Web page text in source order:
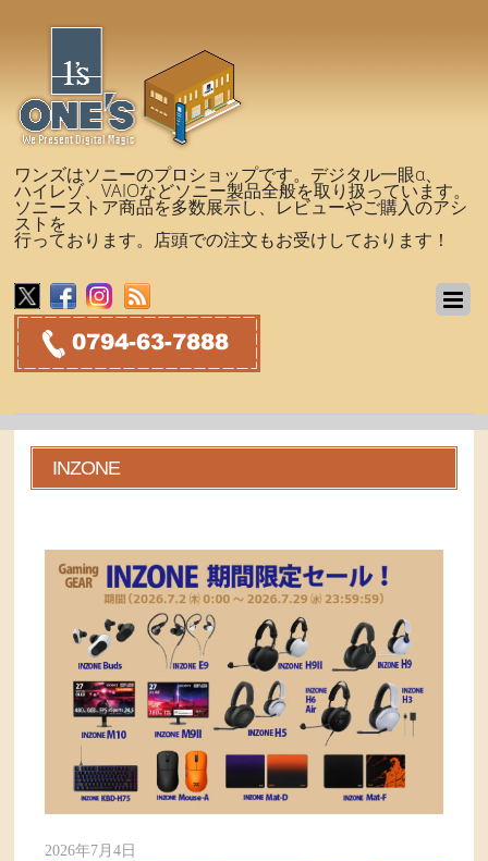
ワンズはソニーのプロショップです。デジタル一眼α、
ハイレゾ、VAIOなどソニー製品全般を取り扱っています。
ソニーストア商品を多数展示し、レビューやご購入のアシ
ストを
行っております。店頭での注文もお受けしております！
INZONE
2026年7月4日